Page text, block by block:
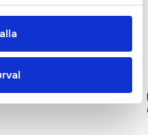
Delta Cap